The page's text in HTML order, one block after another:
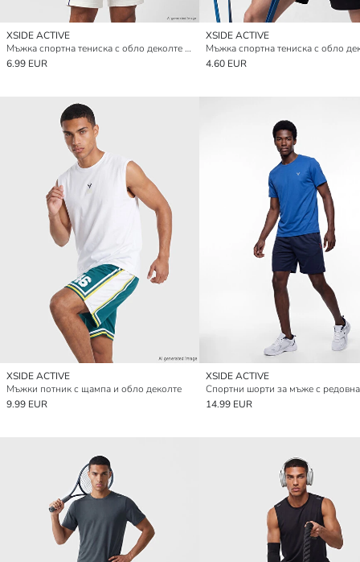
XSIDE ACTIVE
Мъжка спортна тениска с обло деколте с щампа
6.99 EUR
XSIDE ACTIVE
Мъжка спортна тениска с обло
4.60 EUR
XSIDE ACTIVE
Мъжки потник с щампа и обло деколте
9.99 EUR
XSIDE ACTIVE
14.99 EUR